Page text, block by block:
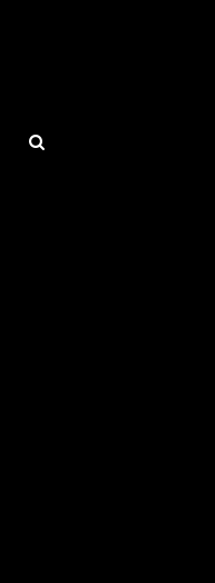
Currency: